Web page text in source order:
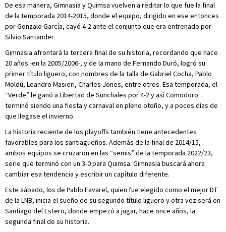
De esa manera, Gimnasia y Quimsa vuelven a reditar lo que fue la final
de la temporada 2014-2015, donde el equipo, dirigido en ese entonces
por Gonzalo García, cayó 4-2 ante el conjunto que era entrenado por
Silvio Santander.
Gimnasia afrontará la tercera final de su historia, recordando que hace
20 años -en la 2005/2006-, y de la mano de Fernando Duró, logró su
primer título liguero, con nombres de la talla de Gabriel Cocha, Pablo
Moldú, Leandro Masieri, Charles Jones, entre otros. Esa temporada, el
“Verde” le ganó a Libertad de Sunchales por 4-2 y así Comodoro
terminó siendo una fiesta y carnaval en pleno otoño, y a pocos días de
que llegase el invierno.
La historia reciente de los playoffs también tiene antecedentes
favorables para los santiagueños. Además de la final de 2014/15,
ambos equipos se cruzaron en las “semis” de la temporada 2022/23,
serie que terminó con un 3-0 para Quimsa. Gimnasia buscará ahora
cambiar esa tendencia y escribir un capítulo diferente.
Este sábado, los de Pablo Favarel, quien fue elegido como el mejor DT
de la LNB, inicia el sueño de su segundo título liguero y otra vez será en
Santiago del Estero, donde empezó a jugar, hace once años, la
segunda final de su historia.